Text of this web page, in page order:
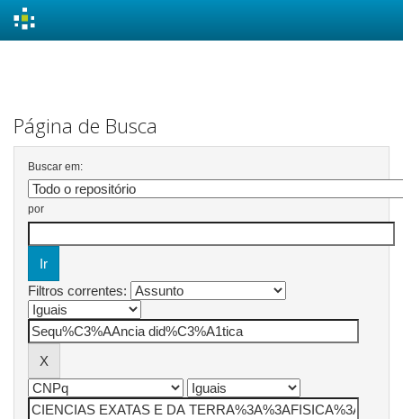
Página de Busca
Buscar em:
por
Filtros correntes: